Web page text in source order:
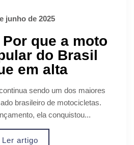
junho de 2025
Por que a moto
do Brasil
em alta
sendo um dos maiores
brasileiro de motocicletas.
ela conquistou...
Ler artigo